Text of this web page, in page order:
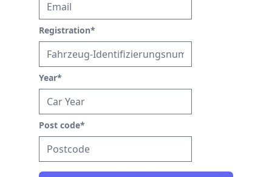
Registration*
Year*
Post code*